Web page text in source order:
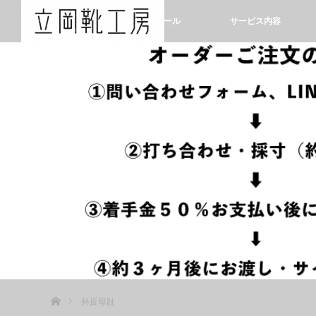
ホーム プロフィール サービス内容
外反母趾